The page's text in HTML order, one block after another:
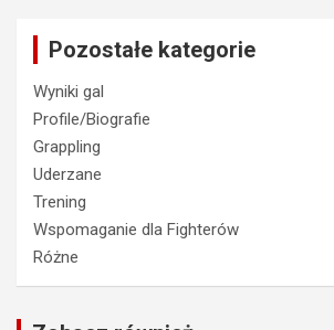
Pozostałe kategorie
Wyniki gal
Profile/Biografie
Grappling
Uderzane
Trening
Wspomaganie dla Fighterów
Różne